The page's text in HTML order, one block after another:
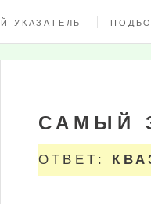
УКАЗАТЕЛЬ
САМЫЙ
ОТВЕТ: